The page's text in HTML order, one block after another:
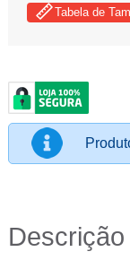
Tabela de